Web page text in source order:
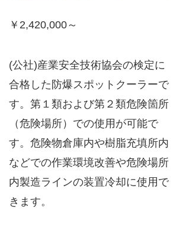
￥2,420,000～
(公社)産業安全技術協会の検定に
合格した防爆スポットクーラーで
す。第１類および第２類危険箇所
（危険場所）での使用が可能で
す。危険物倉庫内や樹脂充填所内
などでの作業環境改善や危険場所
内製造ラインの装置冷却に使用で
きます。